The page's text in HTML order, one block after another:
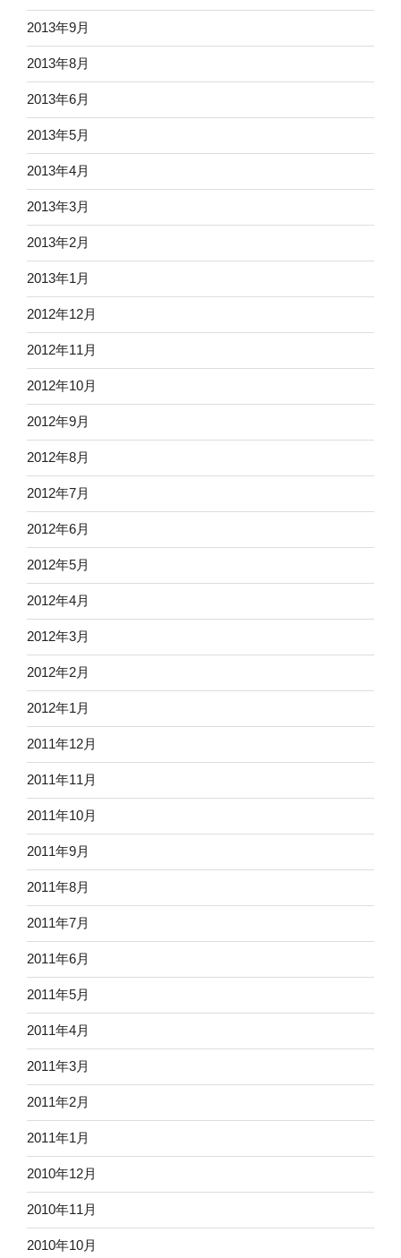
2013年9月
2013年8月
2013年6月
2013年5月
2013年4月
2013年3月
2013年2月
2013年1月
2012年12月
2012年11月
2012年10月
2012年9月
2012年8月
2012年7月
2012年6月
2012年5月
2012年4月
2012年3月
2012年2月
2012年1月
2011年12月
2011年11月
2011年10月
2011年9月
2011年8月
2011年7月
2011年6月
2011年5月
2011年4月
2011年3月
2011年2月
2011年1月
2010年12月
2010年11月
2010年10月